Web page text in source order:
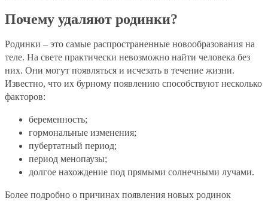
Почему удаляют родинки?
Родинки – это самые распространенные новообразования на
теле. На свете практически невозможно найти человека без
них. Они могут появляться и исчезать в течение жизни.
Известно, что их бурному появлению способствуют несколько
факторов:
беременность;
гормональные изменения;
пубертатный период;
период менопаузы;
долгое нахождение под прямыми солнечными лучами.
Более подробно о причинах появления новых родинок